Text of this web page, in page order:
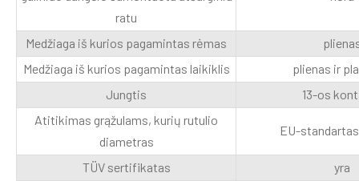
ratu
Medžiaga iš kurios pagamintas rėmas
Medžiaga iš kurios pagamintas laikiklis
plienas ir
Jungtis
13-os
Atitikimas grąžulams, kurių rutulio
diametras
EU-
TÜV sertifikatas yra